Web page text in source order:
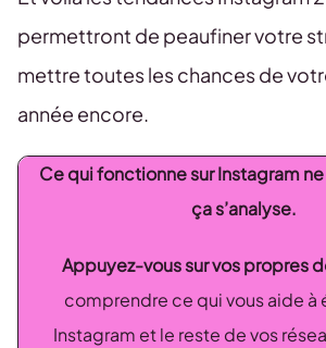
permettront de peaufiner votre
mettre toutes les chances de
année encore.
Ce qui fonctionne sur Instagram
ça s’analyse.
Appuyez-vous sur vos propres
comprendre ce qui vous aide à
Instagram et le reste de vos